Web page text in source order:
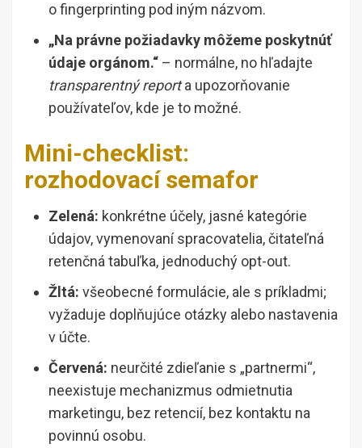
o fingerprinting pod iným názvom.
„Na právne požiadavky môžeme poskytnúť
údaje orgánom.“ – normálne, no hľadajte
transparentný reporta upozorňovanie
používateľov, kde je to možné.
Mini-checklist:
rozhodovací semafor
Zelená: konkrétne účely, jasné kategórie
údajov, vymenovaní spracovatelia, čitateľná
retenčná tabuľka, jednoduchý opt-out.
Žltá: všeobecné formulácie, ale s príkladmi;
vyžaduje doplňujúce otázky alebo nastavenia
v účte.
Červená: neurčité zdieľanie s „partnermi“,
neexistuje mechanizmus odmietnutia
marketingu, bez retencií, bez kontaktu na
povinnú osobu.